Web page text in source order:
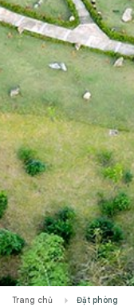
Trang chủ Đặt phòng